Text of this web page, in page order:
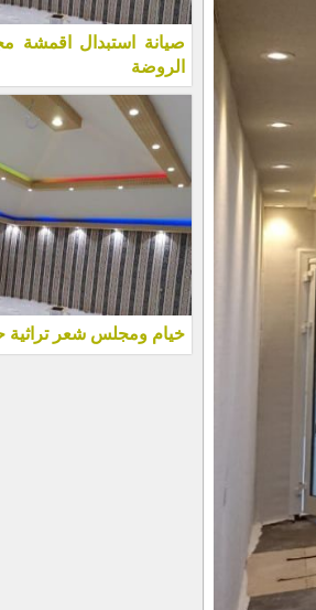
صيانة استبدال
الروضة
خيام ومجلس شعر تراثية